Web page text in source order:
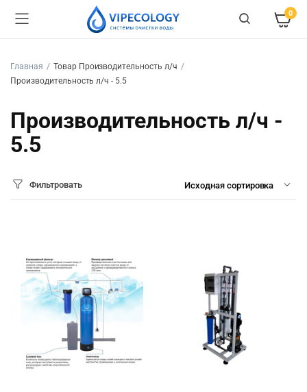
0
Главная
Товар Производительность л/ч
Производительность л/ч - 5.5
Производительность л/ч -
5.5
Фильтровать